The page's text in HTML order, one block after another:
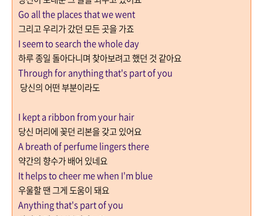
Go all the places that we went
그리고 우리가 갔던 모든 곳을 가죠
I seem to search the whole day
하루 종일 돌아다니며 찾아보려고 했던 것 같아요
Through for anything that's part of you
당신의 어떤 부분이라도
I kept a ribbon from your hair
당신 머리에 꽂던 리본을 갖고 있어요
A breath of perfume lingers there
약간의 향수가 배어 있네요
It helps to cheer me when I'm blue
우울할 땐 그게 도움이 돼요
Anything that's part of you